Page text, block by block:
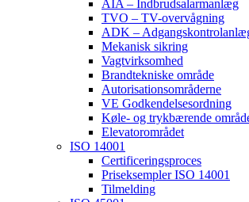
AIA – Indbrudsalarmanlæg
TVO – TV-overvågning
ADK –
Mekanisk sikring
Vagtvirksomhed
Brandtekniske område
Autorisationsområderne
VE Godkendelsesordning
Køle- og trykbærende
Elevatorområdet
ISO 14001
Certificeringsproces
Priseksempler ISO 14001
Tilmelding